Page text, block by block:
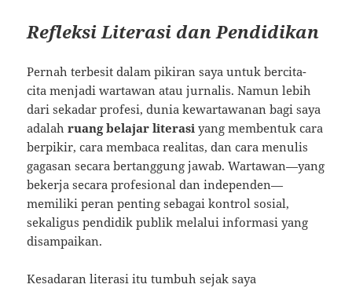
Refleksi Literasi dan Pendidikan
Pernah terbesit dalam pikiran saya untuk bercita-
cita menjadi wartawan atau jurnalis. Namun lebih
dari sekadar profesi, dunia kewartawanan bagi saya
adalahruang belajar literasi yang membentuk cara
berpikir, cara membaca realitas, dan cara menulis
gagasan secara bertanggung jawab. Wartawan—yang
bekerja secara profesional dan independen—
memiliki peran penting sebagai kontrol sosial,
sekaligus pendidik publik melalui informasi yang
disampaikan.
Kesadaran literasi itu tumbuh sejak saya